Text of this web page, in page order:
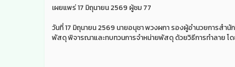
เผยแพร่ 17 มิถุนายน 2569 ผู้ชม 77
วันที่ 17 มิถุนายน 2569 นายอนุชา พวงผกา รองผู้อำนวยการสำนั
พัสดุ พิจารณาและทบทวนการจำหน่ายพัสดุ ด้วยวิธีการทำลาย โ